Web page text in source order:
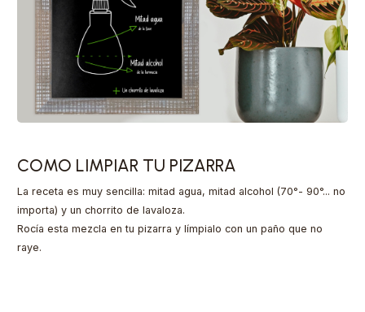
COMO LIMPIAR TU PIZARRA
La receta es muy sencilla: mitad agua, mitad alcohol (70°- 90°... no
importa) y un chorrito de lavaloza.
Rocía esta mezcla en tu pizarra y límpialo con un paño que no
raye.